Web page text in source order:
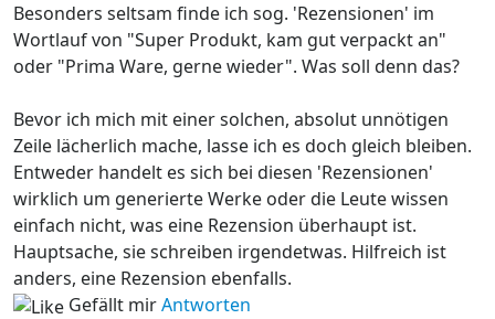
Besonders seltsam finde ich sog. 'Rezensionen' im
Wortlauf von "Super Produkt, kam gut verpackt an"
oder "Prima Ware, gerne wieder". Was soll denn das?
Bevor ich mich mit einer solchen, absolut unnötigen
Zeile lächerlich mache, lasse ich es doch gleich bleiben.
Entweder handelt es sich bei diesen 'Rezensionen'
wirklich um generierte Werke oder die Leute wissen
einfach nicht, was eine Rezension überhaupt ist.
Hauptsache, sie schreiben irgendetwas. Hilfreich ist
anders, eine Rezension ebenfalls.
Gefällt mirAntworten